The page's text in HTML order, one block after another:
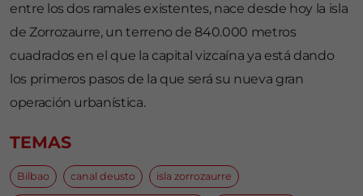
entre los dos ramales existentes, nace desde hoy la isla
de Zorrozaurre, un terreno de 840.000 metros
cuadrados en el que la capital vizcaína ya está dando
los primeros pasos de la que será su nueva gran
operación urbanística.
TEMAS
Bilbao canal deusto isla zorrozaurre